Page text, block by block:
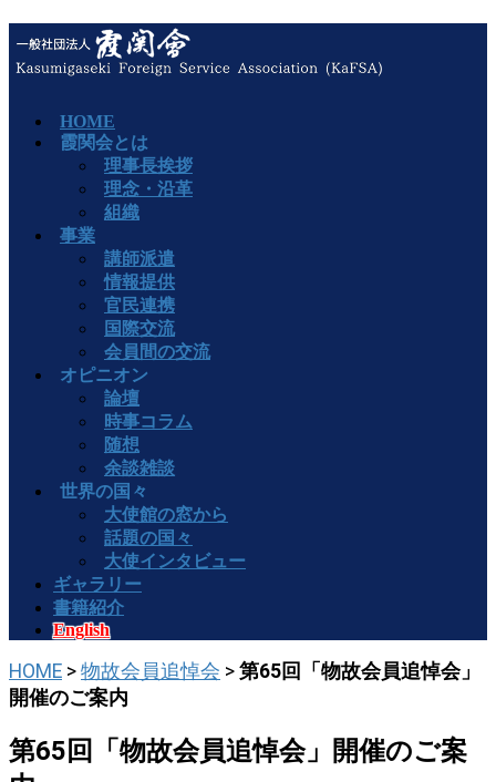
HOME
霞関会とは
理事長挨拶
理念・沿革
組織
事業
講師派遣
情報提供
官民連携
国際交流
会員間の交流
オピニオン
論壇
時事コラム
随想
余談雑談
世界の国々
大使館の窓から
話題の国々
大使インタビュー
ギャラリー
書籍紹介
English
HOME > 物故会員追悼会 > 第65回「物故会員追悼会」
開催のご案内
第65回「物故会員追悼会」開催のご案